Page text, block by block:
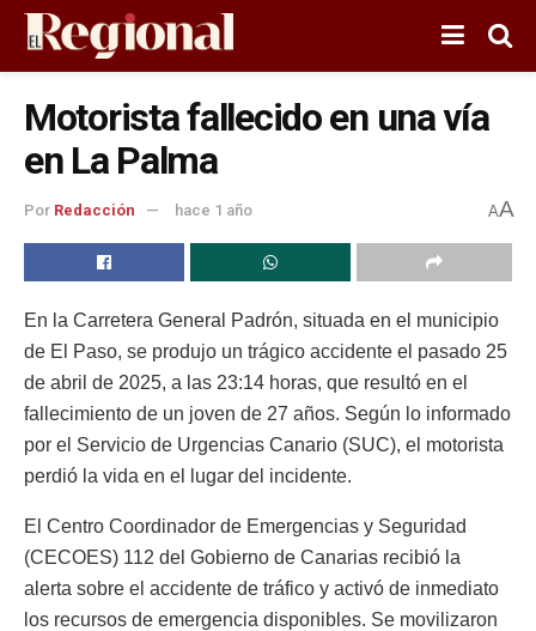
Motorista fallecido en una vía
en La Palma
Por Redacción hace 1 año AA
En la Carretera General Padrón, situada en el municipio
de El Paso, se produjo un trágico accidente el pasado 25
de abril de 2025, a las 23:14 horas, que resultó en el
fallecimiento de un joven de 27 años. Según lo informado
por el Servicio de Urgencias Canario (SUC), el motorista
perdió la vida en el lugar del incidente.
El Centro Coordinador de Emergencias y Seguridad
(CECOES) 112 del Gobierno de Canarias recibió la
alerta sobre el accidente de tráfico y activó de inmediato
los recursos de emergencia disponibles. Se movilizaron